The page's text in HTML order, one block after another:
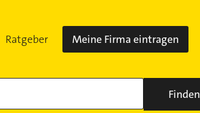
Ratgeber Meine Firma eintragen
Finden